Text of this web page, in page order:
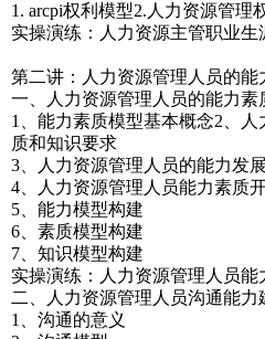
1. arcpi权利模型2.人力资源管理
实操演练：人力资源主管职业生
第二讲：人力资源管理人员的能
一、人力资源管理人员的能力素
1、能力素质模型基本概念2、
质和知识要求
3、人力资源管理人员的能力发
4、人力资源管理人员能力素质
5、能力模型构建
6、素质模型构建
7、知识模型构建
实操演练：人力资源管理人员能
二、人力资源管理人员沟通能力
1、沟通的意义